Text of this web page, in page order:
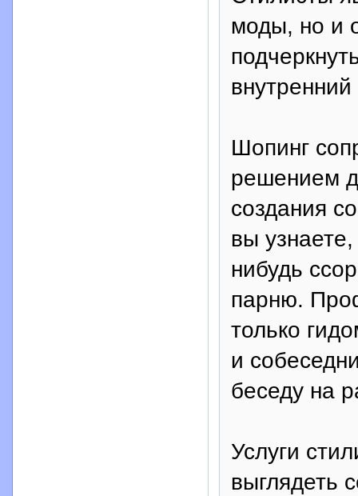
моды, но и
Шопинг
решением
создания
вы
нибудь
парню.
только
и
беседу на
Услуги
выглядеть